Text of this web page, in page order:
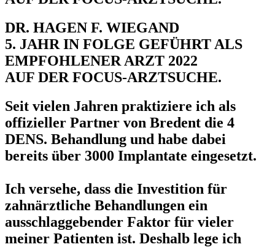
DR. HAGEN F. WIEGAND
5. JAHR IN FOLGE GEFÜHRT ALS
EMPFOHLENER ARZT 2022
AUF DER FOCUS-ARZTSUCHE.
Seit vielen Jahren praktiziere ich als
offizieller Partner von Bredent die 4
DENS. Behandlung und habe dabei
bereits über 3000 Implantate eingesetzt.
Ich versehe, dass die Investition für
zahnärztliche Behandlungen ein
ausschlaggebender Faktor für vieler
meiner Patienten ist. Deshalb lege ich